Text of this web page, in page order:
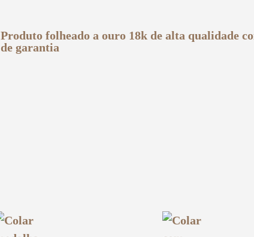
Produto folheado a ouro 18k de alta qualidade
de garantia